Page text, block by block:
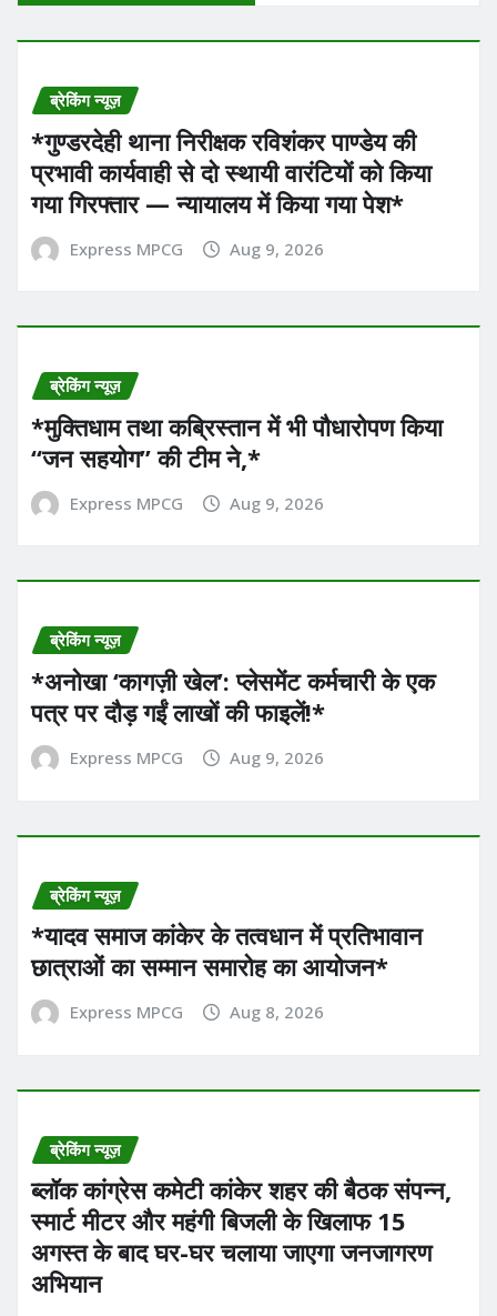
ब्रेकिंग न्यूज़
*गुण्डरदेही थाना निरीक्षक रविशंकर पाण्डेय की
प्रभावी कार्यवाही से दो स्थायी वारंटियों को किया
गया गिरफ्तार — न्यायालय में किया गया पेश*
Express MPCG Aug 9, 2026
ब्रेकिंग न्यूज़
*मुक्तिधाम तथा कब्रिस्तान में भी पौधारोपण किया
“जन सहयोग” की टीम ने,*
Express MPCG Aug 9, 2026
ब्रेकिंग न्यूज़
*अनोखा ‘कागज़ी खेल’: प्लेसमेंट कर्मचारी के एक
पत्र पर दौड़ गईं लाखों की फाइलें!*
Express MPCG Aug 9, 2026
ब्रेकिंग न्यूज़
*यादव समाज कांकेर के तत्वधान में प्रतिभावान
छात्राओं का सम्मान समारोह का आयोजन*
Express MPCG Aug 8, 2026
ब्रेकिंग न्यूज़
ब्लॉक कांग्रेस कमेटी कांकेर शहर की बैठक संपन्न,
स्मार्ट मीटर और महंगी बिजली के खिलाफ 15
अगस्त के बाद घर-घर चलाया जाएगा जनजागरण
अभियान